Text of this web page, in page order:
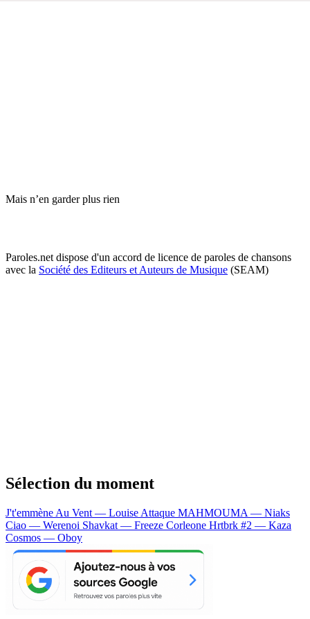
Mais n’en garder plus rien
Paroles.net dispose d'un accord de licence de paroles de chansons
avec la Société des Editeurs et Auteurs de Musique (SEAM)
Sélection du moment
J't'emmène Au Vent — Louise Attaque MAHMOUMA — Niaks
Ciao — Werenoi Shavkat — Freeze Corleone Hrtbrk #2 — Kaza
Cosmos — Oboy